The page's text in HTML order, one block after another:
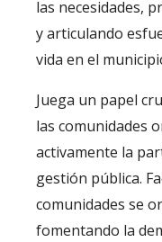
las necesidades,
y articulando
vida en el
Juega un papel
las comunidades
activamente la
gestión pública.
comunidades se
fomentando la